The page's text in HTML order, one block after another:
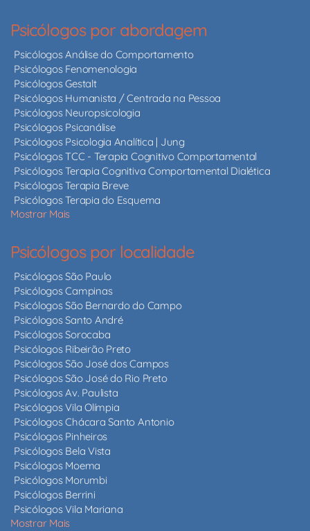
Psicólogos por abordagem
Psicólogos Análise do Comportamento
Psicólogos Fenomenologia
Psicólogos Gestalt
Psicólogos Humanista / Centrada na Pessoa
Psicólogos Neuropsicologia
Psicólogos Psicanálise
Psicólogos Psicologia Analítica | Jung
Psicólogos TCC - Terapia Cognitivo Comportamental
Psicólogos Terapia Cognitiva Comportamental Dialética
Psicólogos Terapia Breve
Psicólogos Terapia do Esquema
Mostrar Mais
Psicólogos por localidade
Psicólogos São Paulo
Psicólogos Campinas
Psicólogos São Bernardo do Campo
Psicólogos Santo André
Psicólogos Sorocaba
Psicólogos Ribeirão Preto
Psicólogos São José dos Campos
Psicólogos São José do Rio Preto
Psicólogos Av. Paulista
Psicólogos Vila Olímpia
Psicólogos Chácara Santo Antonio
Psicólogos Pinheiros
Psicólogos Bela Vista
Psicólogos Moema
Psicólogos Morumbi
Psicólogos Berrini
Psicólogos Vila Mariana
Mostrar Mais